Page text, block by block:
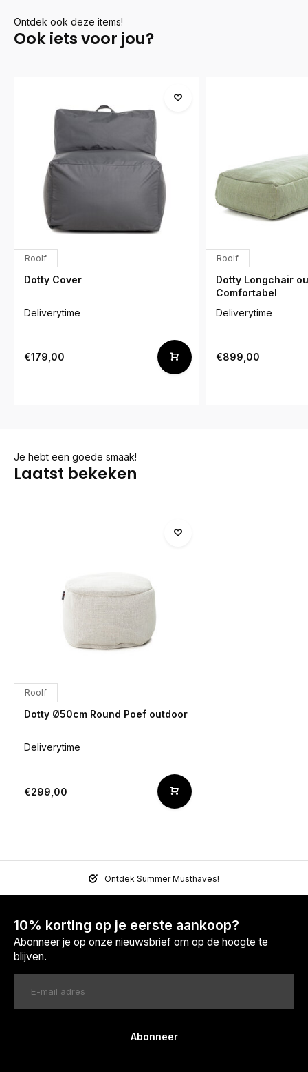
Ontdek ook deze items!
Ook iets voor jou?
Roolf
Dotty Cover
Deliverytime
€179,00
Roolf
Dotty Longchair
Comfortabel
Deliverytime
€899,00
Je hebt een goede smaak!
Laatst bekeken
Roolf
Dotty Ø50cm Round Poef outdoor
Deliverytime
€299,00
Ontdek Summer Musthaves!
10% korting op je eerste aankoop?
Abonneer je op onze nieuwsbrief om op de hoogte te
blijven.
Abonneer